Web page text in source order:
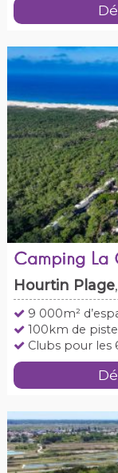
Camping La
Hourtin Plage
9 000m²
100km de
Clubs pour les